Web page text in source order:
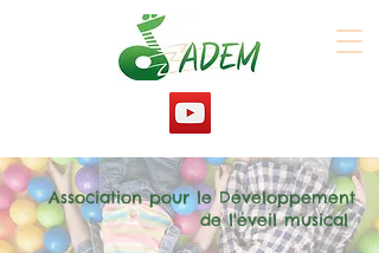
Association pour le Développement
de l'éveil musical